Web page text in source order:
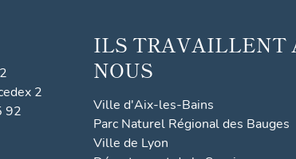
2
92
ILS TRAVAILLENT
NOUS
Ville d'Aix-les-Bains
Parc Naturel Régional des Bauges
Ville de Lyon